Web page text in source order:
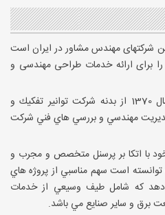
شرکتهای مهندس مشاور در ایران است
برای ارائه خدمات طراحی مهندسی و
شركت مهندسين مشاور نيرو در سال 1370 از بدنه شركت توانير تفكيك و
مهندسي و بررسي هاي فني شركت
با اتكا بر پرسنل متخصص و مجرب و
است سهم مناسبي از پروژه هاي
كه شامل طيف وسيعي از خدمات
برق و ساير صنايع مي باشد.
شرکت مهندسین مشاور نیرو